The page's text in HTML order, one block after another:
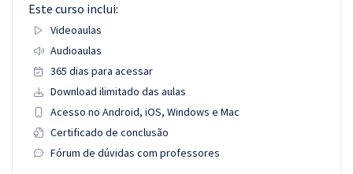
Este curso inclui:
Videoaulas
Audioaulas
365 dias para acessar
Download ilimitado das aulas
Acesso no Android, iOS, Windows e Mac
Certificado de conclusão
Fórum de dúvidas com professores